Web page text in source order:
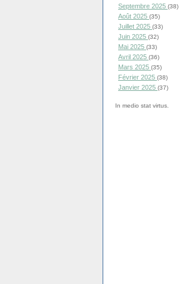
Septembre 2025 (38)
Août 2025 (35)
Juillet 2025 (33)
Juin 2025 (32)
Mai 2025 (33)
Avril 2025 (36)
Mars 2025 (35)
Février 2025 (38)
Janvier 2025 (37)
In medio stat virtus.